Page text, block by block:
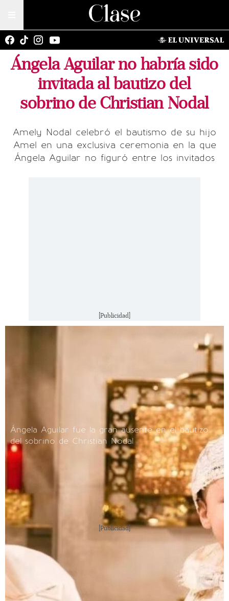
Ángela Aguilar no habría sido
invitada al bautizo del
sobrino de Christian Nodal
Amely Nodal celebró el bautismo de su hijo
Amel en una exclusiva ceremonia en la que
Ángela Aguilar no figuró entre los invitados
[Publicidad]
Ángela Aguilar fue la gran ausente en el bautizo
del sobrino de Christian Nodal
[Publicidad]